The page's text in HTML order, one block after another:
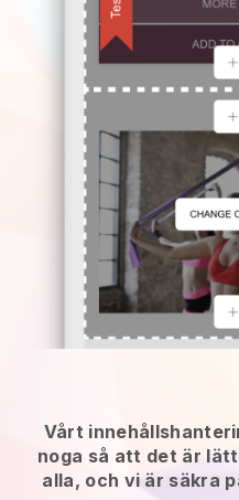
Vårt
noga så att det är
alla, och vi är säkra